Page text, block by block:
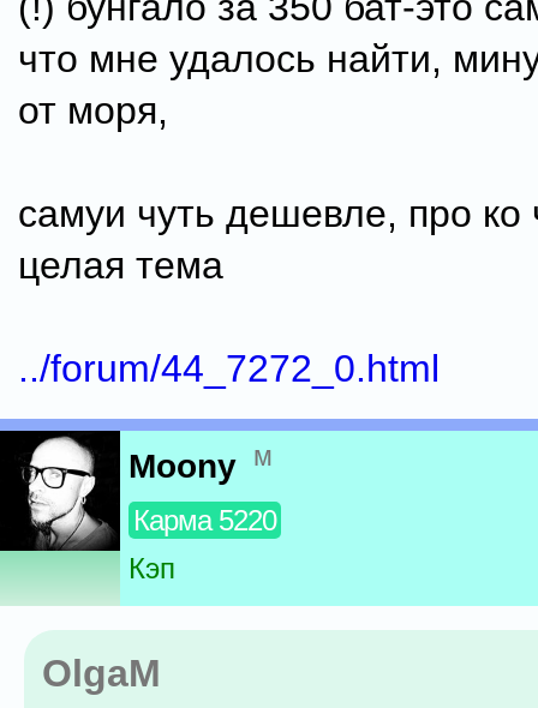
что мне удалось найти,
от моря,
самуи чуть дешевле, про ко
целая тема
../forum/44_7272_0.html
Moony м
Карма 5220
Кэп
OlgaM